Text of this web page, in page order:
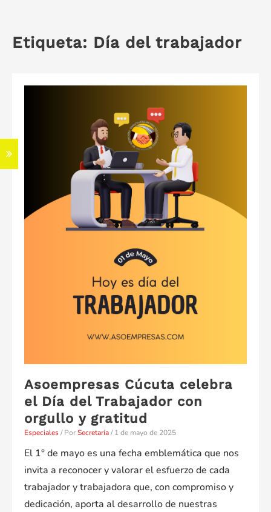
Etiqueta: Día del trabajador
Asoempresas Cúcuta celebra
el Día del Trabajador con
orgullo y gratitud
Especiales/ PorSecretaría/1 de mayo de 2025
El 1° de mayo es una fecha emblemática que nos
invita a reconocer y valorar el esfuerzo de cada
trabajador y trabajadora que, con compromiso y
dedicación, aporta al desarrollo de nuestras